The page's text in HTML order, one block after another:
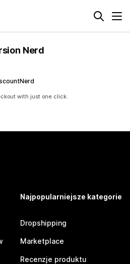
Nerd
with just one click.
Najpopularniejsze kategorie
Dropshipping
Marketplace
Recenzje produktu